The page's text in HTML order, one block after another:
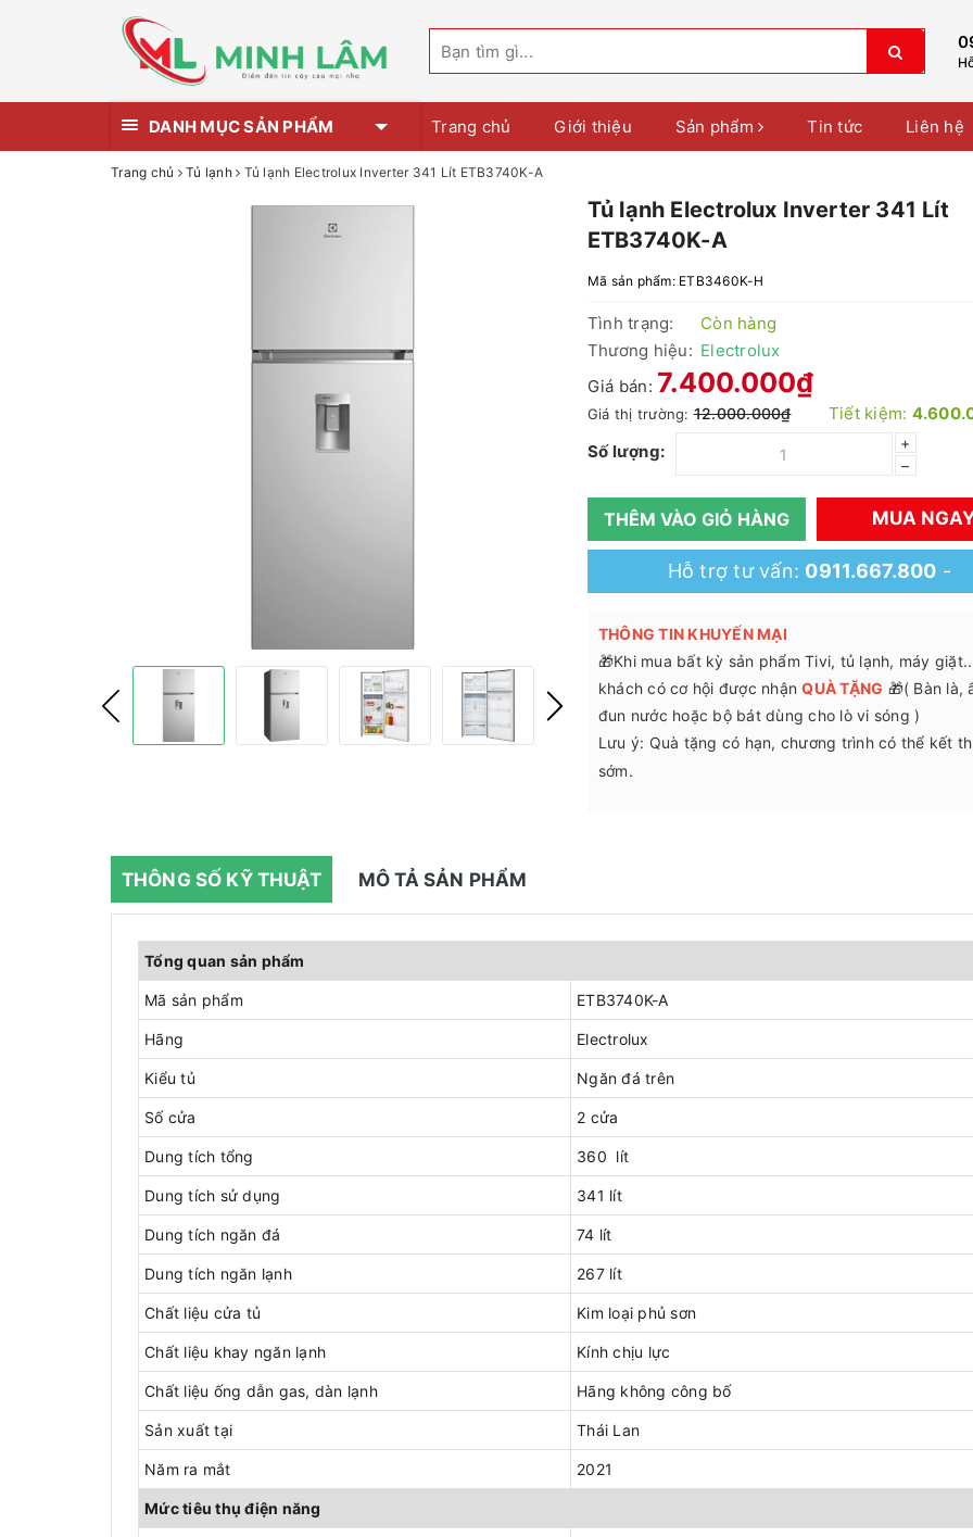
DANH MỤC SẢN PHẨM Trang chủ Giới thiệu Sản phẩm Tin tức Liên hệ
Trang chủ Tủ lạnh Tủ lạnh Electrolux Inverter 341 Lít ETB3740K-A
Tủ lạnh Electrolux Inverter 341 Lít
ETB3740K-A
Mã sản phẩm: ETB3460K-H
Tình trạng:
Còn hàng
Thương hiệu: Electrolux
Giá bán: 7.400.000₫
Giá thị trường:12.000.000₫ Tiết kiệm:
Số lượng:
+
–
THÊM VÀO GIỎ HÀNG MUA
Hỗ trợ tư vấn: 0911.667.800 -
THÔNG TIN KHUYẾN MẠI
🎁Khi mua bất kỳ sản phẩm Tivi, tủ lạnh, máy
khách có cơ hội được nhậnQUÀ TẶNG 🎁( Bàn là,
đun nước hoặc bộ bát dùng cho lò vi sóng )
Lưu ý: Quà tặng có hạn, chương trình có thể kết
sớm.
THÔNG SỐ KỸ THUẬT MÔ TẢ SẢN PHẨM
Tổng quan sản phẩm
Mã sản phẩm ETB3740K-A
Hãng Electrolux
Kiểu tủ Ngăn đá trên
Số cửa 2 cửa
Dung tích tổng 360 lít
Dung tích sử dụng 341 lít
Dung tích ngăn đá 74 lít
Dung tích ngăn lạnh 267 lít
Chất liệu cửa tủ Kim loại phủ sơn
Chất liệu khay ngăn lạnh Kính chịu lực
Chất liệu ống dẫn gas, dàn lạnh Hãng không công bố
Sản xuất tại Thái Lan
Năm ra mắt 2021
Mức tiêu thụ điện năng